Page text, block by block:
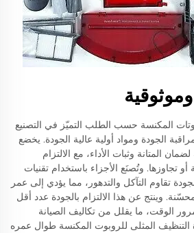
المكنسة حسب الطلب التميّز في التصنيع
الجودة ومواد أولية عالية الجودة. يخضع
المتانة وثبات الأداء، مع الالتزام
تجاوزها. وتُصنَع الأجزاء باستخدام تقنيات
تقاوم التآكل والتدهور، مما يؤدي إلى عمر
وينتج عن هذا الالتزام بالجودة عدد أقل
الوقت، ما يقلل من تكاليف الصيانة
المثلى للروبوت المكنسة طوال عمره